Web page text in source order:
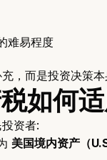
难易程度
，而是投资决策本
如何
资者:
美国境内资产（